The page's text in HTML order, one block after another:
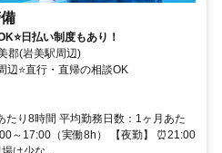
日払い制度もあり！
郡(岩美駅周辺)
辺⭐直行・直帰の相談OK
たり8時間 平均勤務日数：1ヶ月あた
～17:00（実働8h） 【夜勤】 ⏰21:00